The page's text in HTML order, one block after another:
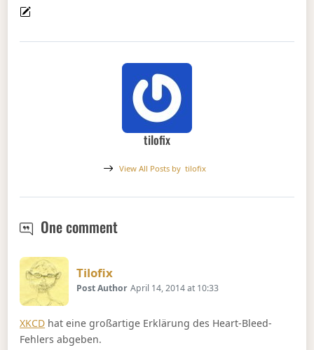
tilofix
View All Posts by tilofix
One commentPasswörter mit Herzblut ändern
TilofixSays:
Post Author April 14, 2014 at 10:33
XKCD hat eine großartige Erklärung des Heart-Bleed-
Fehlers abgeben.